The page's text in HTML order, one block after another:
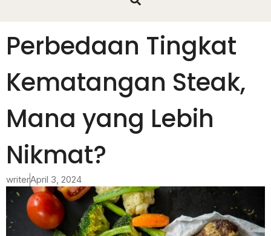
Perbedaan Tingkat
Kematangan Steak,
Mana yang Lebih
Nikmat?
writerApril 3, 2024